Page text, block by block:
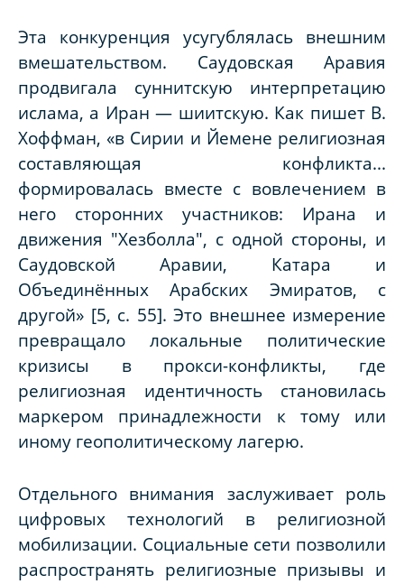
Эта конкуренция усугублялась внешним
вмешательством. Саудовская Аравия
продвигала суннитскую интерпретацию
ислама, а Иран — шиитскую. Как пишет В.
Хоффман, «в Сирии и Йемене религиозная
составляющая конфликта...
формировалась вместе с вовлечением в
него сторонних участников: Ирана и
движения "Хезболла", с одной стороны, и
Саудовской Аравии, Катара и
Объединённых Арабских Эмиратов, с
другой» [5, с. 55]. Это внешнее измерение
превращало локальные политические
кризисы в прокси-конфликты, где
религиозная идентичность становилась
маркером принадлежности к тому или
иному геополитическому лагерю.
Отдельного внимания заслуживает роль
цифровых технологий в религиозной
мобилизации. Социальные сети позволили
распространять религиозные призывы и